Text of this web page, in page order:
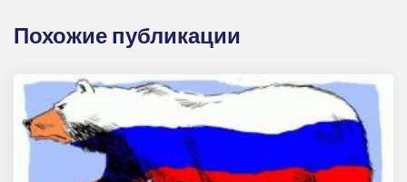
Похожие публикации